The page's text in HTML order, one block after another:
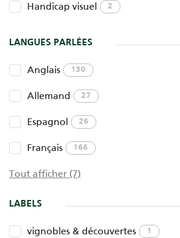
Handicap visuel 2
LANGUES PARLÉES
Anglais 130
Allemand 27
Espagnol 26
Français 166
Tout afficher (7)
LABELS
vignobles & découvertes 1